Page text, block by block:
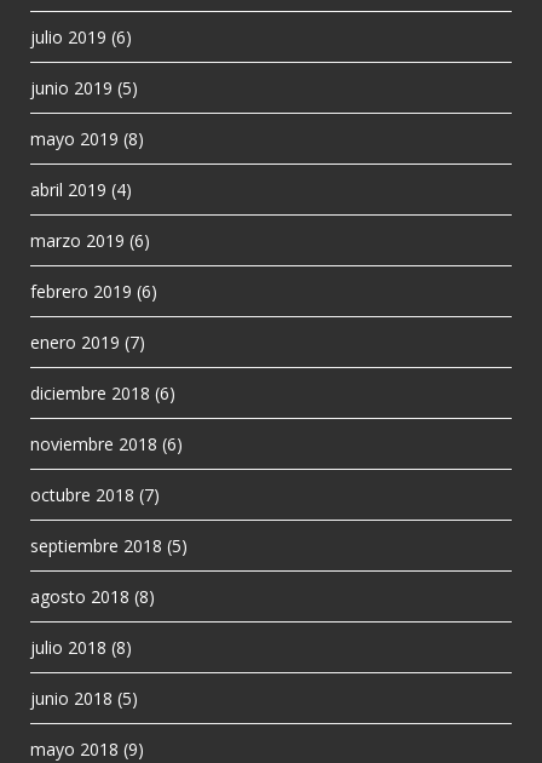
julio 2019 (6)
junio 2019 (5)
mayo 2019 (8)
abril 2019 (4)
marzo 2019 (6)
febrero 2019 (6)
enero 2019 (7)
diciembre 2018 (6)
noviembre 2018 (6)
octubre 2018 (7)
septiembre 2018 (5)
agosto 2018 (8)
julio 2018 (8)
junio 2018 (5)
mayo 2018 (9)